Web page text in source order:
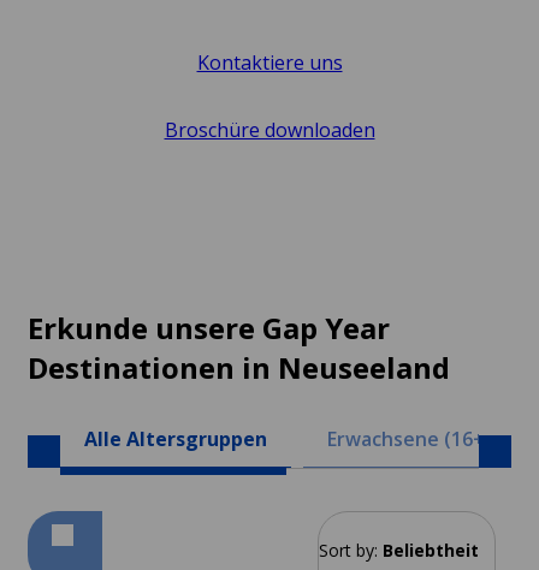
Kontaktiere uns
Broschüre downloaden
Erkunde unsere Gap Year
Destinationen in Neuseeland
Alle Altersgruppen Erwachsene (16+)
Sort by: Beliebtheit